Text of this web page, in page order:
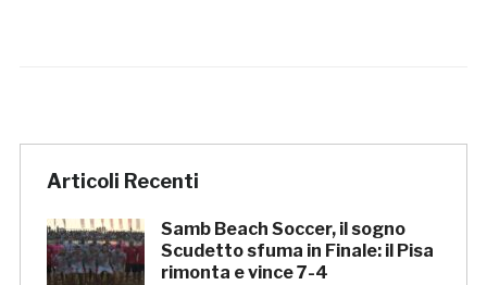
Articoli Recenti
Samb Beach Soccer, il sogno
Scudetto sfuma in Finale: il Pisa
rimonta e vince 7-4